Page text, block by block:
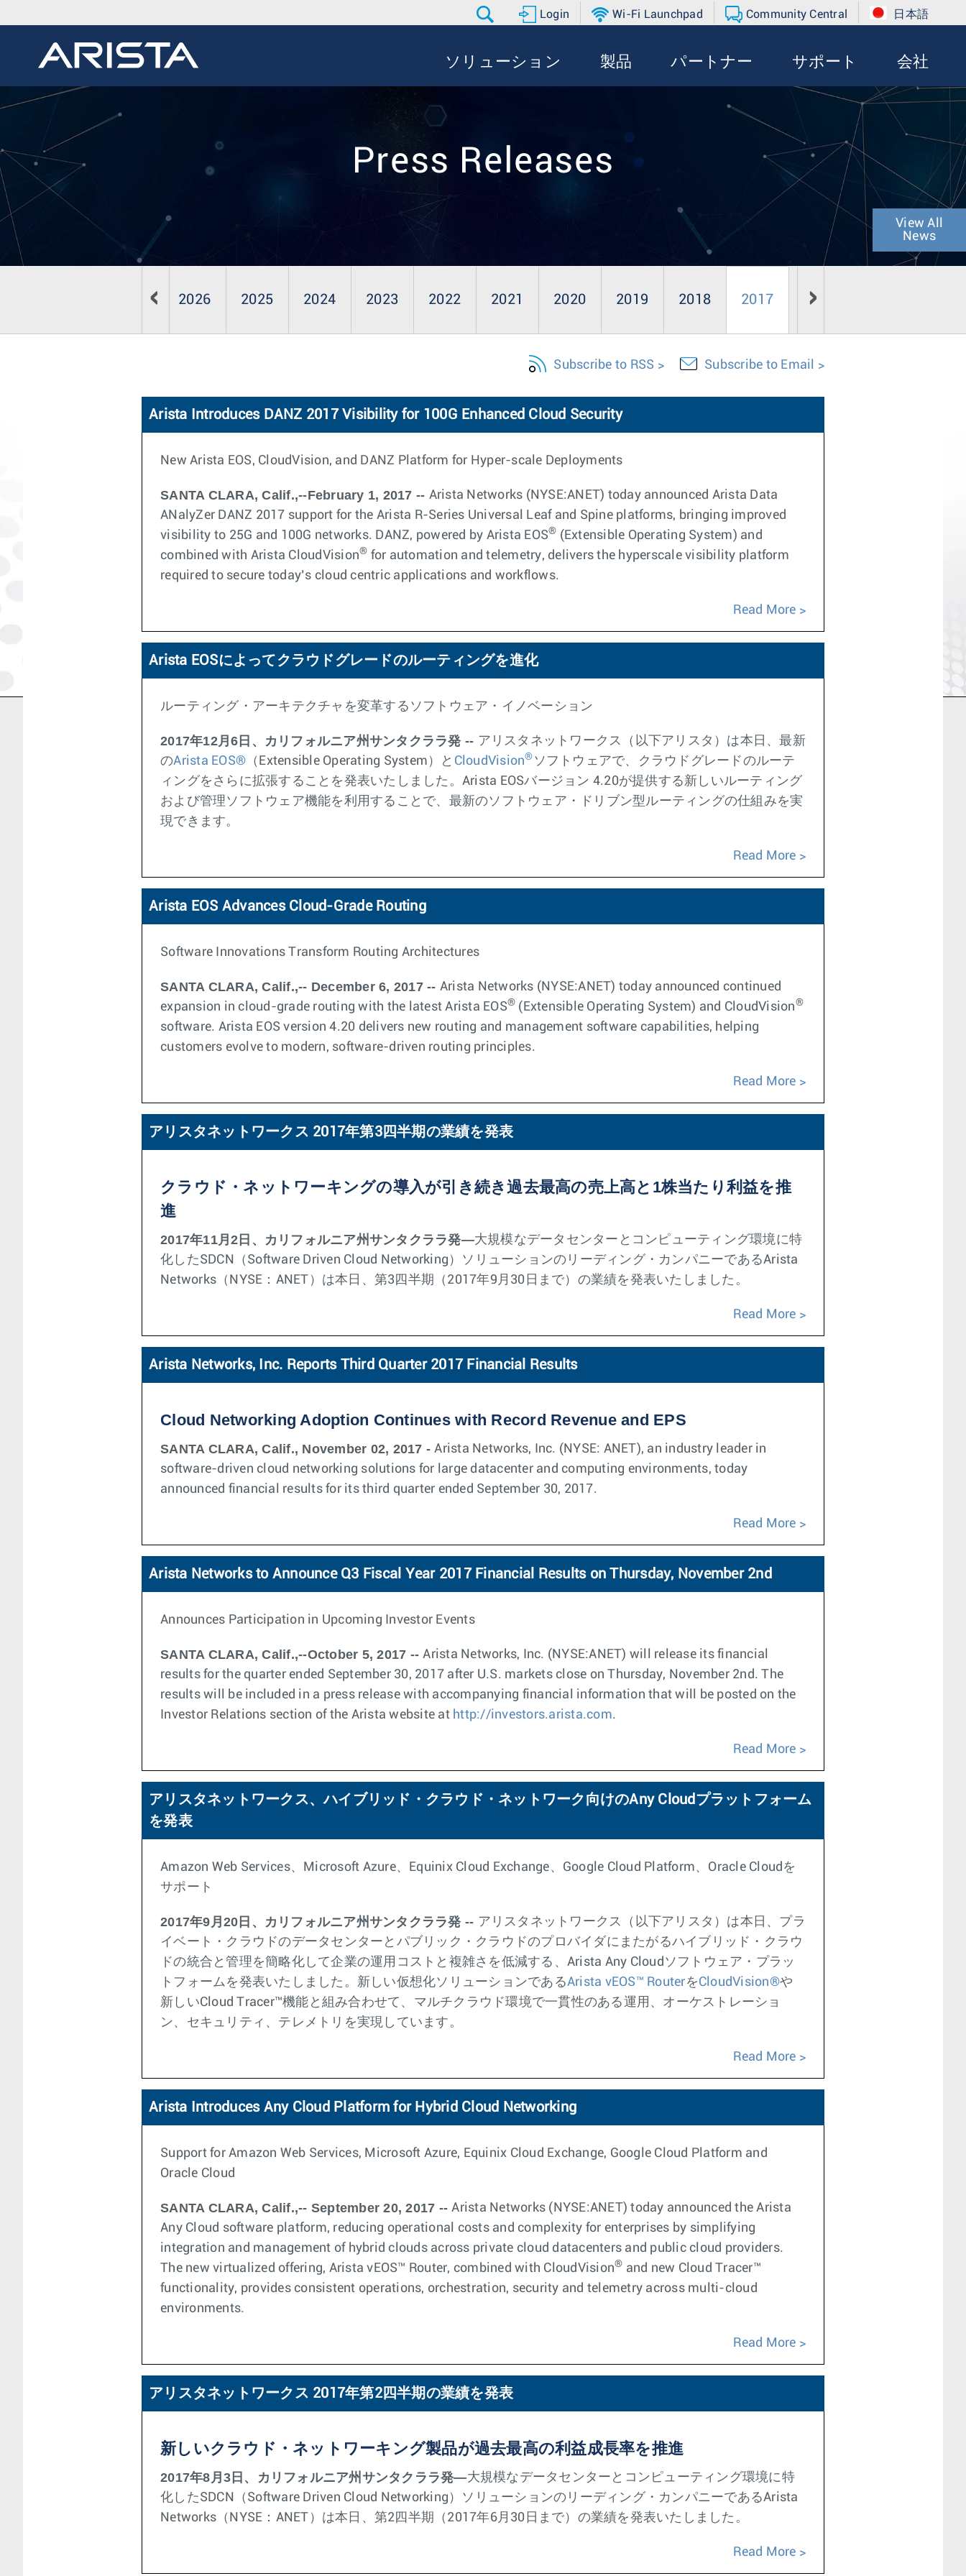
Login Wi-Fi Launchpad Community Central 日本語
ソリューション 製品 パートナー サポート 会社
Press Releases
View All
News
2026 2025 2024 2023 2022 2021 2020 2019 2018 2017 2016
Subscribe to RSS Subscribe to Email
Arista Introduces DANZ 2017 Visibility for 100G Enhanced Cloud Security
New Arista EOS, CloudVision, and DANZ Platform for Hyper-scale Deployments
SANTA CLARA, Calif.,--February 1, 2017 -- Arista Networks (NYSE:ANET) today announced Arista Data
ANalyZer DANZ 2017 support for the Arista R-Series Universal Leaf and Spine platforms, bringing improved
visibility to 25G and 100G networks. DANZ, powered by Arista EOS® (Extensible Operating System) and
combined with Arista CloudVision® for automation and telemetry, delivers the hyperscale visibility platform
required to secure today’s cloud centric applications and workflows.
Read More
Arista EOSによってクラウドグレードのルーティングを進化
ルーティング・アーキテクチャを変革するソフトウェア・イノベーション
2017年12月6日、カリフォルニア州サンタクララ発 -- アリスタネットワークス（以下アリスタ）は本日、最新
のArista EOS® （Extensible Operating System）と CloudVision® ソフトウェアで、クラウドグレードのルーテ
ィングをさらに拡張することを発表いたしました。Arista EOSバージョン 4.20が提供する新しいルーティング
および管理ソフトウェア機能を利用することで、最新のソフトウェア・ドリブン型ルーティングの仕組みを実
現できます。
Read More
Arista EOS Advances Cloud-Grade Routing
Software Innovations Transform Routing Architectures
SANTA CLARA, Calif.,-- December 6, 2017 -- Arista Networks (NYSE:ANET) today announced continued
expansion in cloud-grade routing with the latest Arista EOS® (Extensible Operating System) and CloudVision®
software. Arista EOS version 4.20 delivers new routing and management software capabilities, helping
customers evolve to modern, software-driven routing principles.
Read More
アリスタネットワークス 2017年第3四半期の業績を発表
クラウド・ネットワーキングの導入が引き続き過去最高の売上高と1株当たり利益を推
進
2017年11月2日、カリフォルニア州サンタクララ発—大規模なデータセンターとコンピューティング環境に特
化したSDCN（Software Driven Cloud Networking）ソリューションのリーディング・カンパニーであるArista
Networks（NYSE：ANET）は本日、第3四半期（2017年9月30日まで）の業績を発表いたしました。
Read More
Arista Networks, Inc. Reports Third Quarter 2017 Financial Results
Cloud Networking Adoption Continues with Record Revenue and EPS
SANTA CLARA, Calif., November 02, 2017 -Arista Networks, Inc. (NYSE: ANET), an industry leader in
software-driven cloud networking solutions for large datacenter and computing environments, today
announced financial results for its third quarter ended September 30, 2017.
Read More
Arista Networks to Announce Q3 Fiscal Year 2017 Financial Results on Thursday, November 2nd
Announces Participation in Upcoming Investor Events
SANTA CLARA, Calif.,--October 5, 2017 --Arista Networks, Inc. (NYSE:ANET) will release its financial
results for the quarter ended September 30, 2017 after U.S. markets close on Thursday, November 2nd. The
results will be included in a press release with accompanying financial information that will be posted on the
Investor Relations section of the Arista website at http://investors.arista.com.
Read More
アリスタネットワークス、ハイブリッド・クラウド・ネットワーク向けのAny Cloudプラットフォーム
を発表
Amazon Web Services、Microsoft Azure、Equinix Cloud Exchange、Google Cloud Platform、Oracle Cloudを
サポート
2017年9月20日、カリフォルニア州サンタクララ発 -- アリスタネットワークス（以下アリスタ）は本日、プラ
イベート・クラウドのデータセンターとパブリック・クラウドのプロバイダにまたがるハイブリッド・クラウ
ドの統合と管理を簡略化して企業の運用コストと複雑さを低減する、Arista Any Cloudソフトウェア・プラッ
トフォームを発表いたしました。新しい仮想化ソリューションであるArista vEOS™ RouterをCloudVision®や
新しいCloud Tracer™機能と組み合わせて、マルチクラウド環境で一貫性のある運用、オーケストレーショ
ン、セキュリティ、テレメトリを実現しています。
Read More
Arista Introduces Any Cloud Platform for Hybrid Cloud Networking
Support for Amazon Web Services, Microsoft Azure, Equinix Cloud Exchange, Google Cloud Platform and
Oracle Cloud
SANTA CLARA, Calif.,-- September 20, 2017 --Arista Networks (NYSE:ANET) today announced the Arista
Any Cloud software platform, reducing operational costs and complexity for enterprises by simplifying
integration and management of hybrid clouds across private cloud datacenters and public cloud providers.
The new virtualized offering, Arista vEOS™ Router, combined with CloudVision® and new Cloud Tracer™
functionality, provides consistent operations, orchestration, security and telemetry across multi-cloud
environments.
Read More
アリスタネットワークス 2017年第2四半期の業績を発表
新しいクラウド・ネットワーキング製品が過去最高の利益成長率を推進
2017年8月3日、カリフォルニア州サンタクララ発—大規模なデータセンターとコンピューティング環境に特
化したSDCN（Software Driven Cloud Networking）ソリューションのリーディング・カンパニーであるArista
Networks（NYSE：ANET）は本日、第2四半期（2017年6月30日まで）の業績を発表いたしました。
Read More